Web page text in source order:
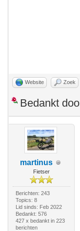
Website Zoek
Bedankt
martinus
Fietser
Berichten: 243
Topics: 8
Lid sinds: Feb 2022
Bedankt: 576
427 x bedankt in 223
berichten